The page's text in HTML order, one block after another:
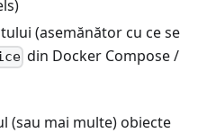
(asemănător cu ce se
din Docker Compose /
(sau mai multe) obiecte